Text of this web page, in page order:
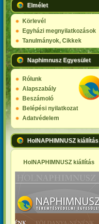
Elmélet
Körlevél
Egyházi megnyilatkozások
Tanulmányok, Cikkek
Naphimnusz Egyesület
Rólunk
Alapszabály
Beszámoló
Belépési nyilatkozat
Adatvédelem
HolNAPHIMNUSZ kiállítás
HolNAPHIMNUSZ kiállítás